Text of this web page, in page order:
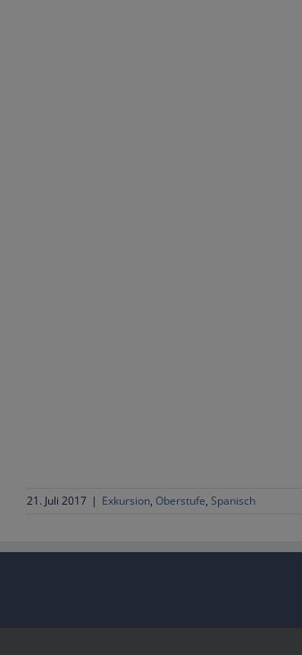
21. Juli 2017 | Exkursion, Oberstufe, Spanisch